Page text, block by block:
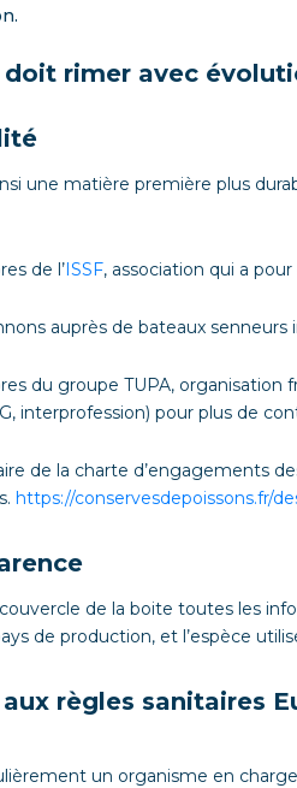
rimer avec
une matière première plus
de l’ISSF, association qui a
auprès de bateaux senneurs
du groupe TUPA, organisation
interprofession) pour plus de
de la charte d’engagements
https://conservesdepoissons.fr/
de la boite toutes les
de production, et l’espèce
règles sanitaires
un organisme en